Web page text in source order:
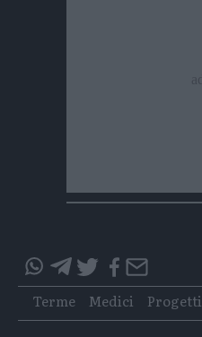
questo
articolo
su
questo
articolo
su
Tags
Terme Medici Progetti